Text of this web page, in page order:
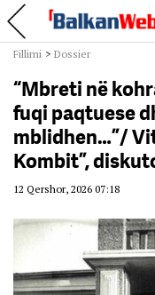
Fillimi > Dossier
“Mbreti në
fuqi paqtuese
mblidhen…”/
Kombit”,
12 Qershor, 2026 07:18